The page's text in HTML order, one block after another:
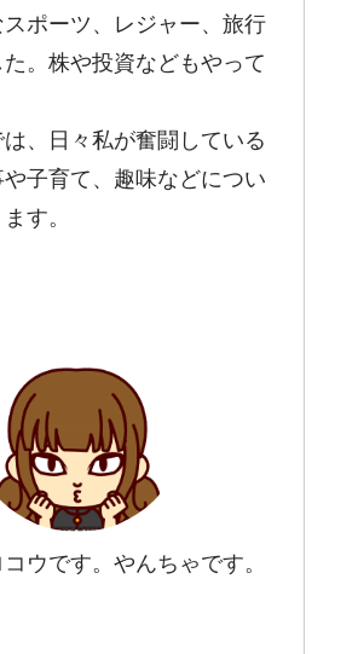
ポーツ、レジャー、旅行
。株や投資などもやって
、日々私が奮闘している
子育て、趣味などについ
す。
ウです。やんちゃです。